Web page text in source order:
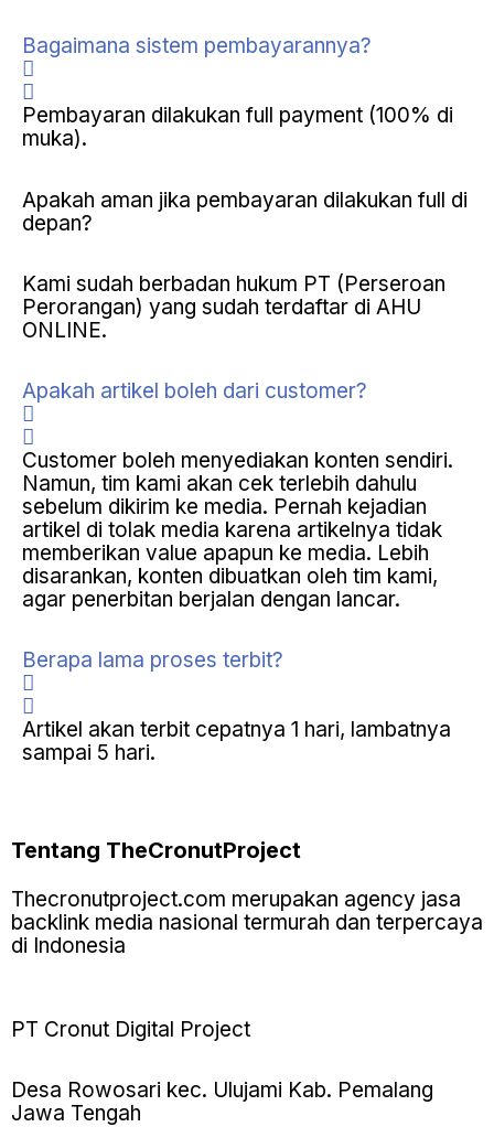
Bagaimana sistem pembayarannya?
Pembayaran dilakukan full payment (100% di
muka).
Apakah aman jika pembayaran dilakukan full di
depan?
Kami sudah berbadan hukum PT (Perseroan
Perorangan) yang sudah terdaftar di AHU
ONLINE.
Apakah artikel boleh dari customer?
Customer boleh menyediakan konten sendiri.
Namun, tim kami akan cek terlebih dahulu
sebelum dikirim ke media. Pernah kejadian
artikel di tolak media karena artikelnya tidak
memberikan value apapun ke media. Lebih
disarankan, konten dibuatkan oleh tim kami,
agar penerbitan berjalan dengan lancar.
Berapa lama proses terbit?
Artikel akan terbit cepatnya 1 hari, lambatnya
sampai 5 hari.
Tentang TheCronutProject
Thecronutproject.com merupakan agency jasa
backlink media nasional termurah dan terpercaya
di Indonesia
PT Cronut Digital Project
Desa Rowosari kec. Ulujami Kab. Pemalang
Jawa Tengah